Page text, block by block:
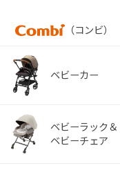
（コンビ）
ベビーカー
ベビーラック＆
ベビーチェア